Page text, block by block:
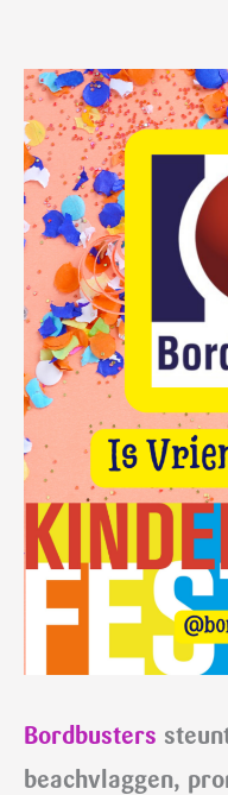
Bordbusters
beachvlaggen,